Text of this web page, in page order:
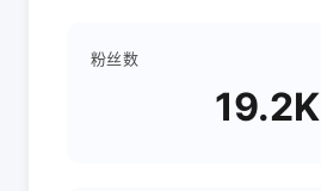
粉丝数
19.2K